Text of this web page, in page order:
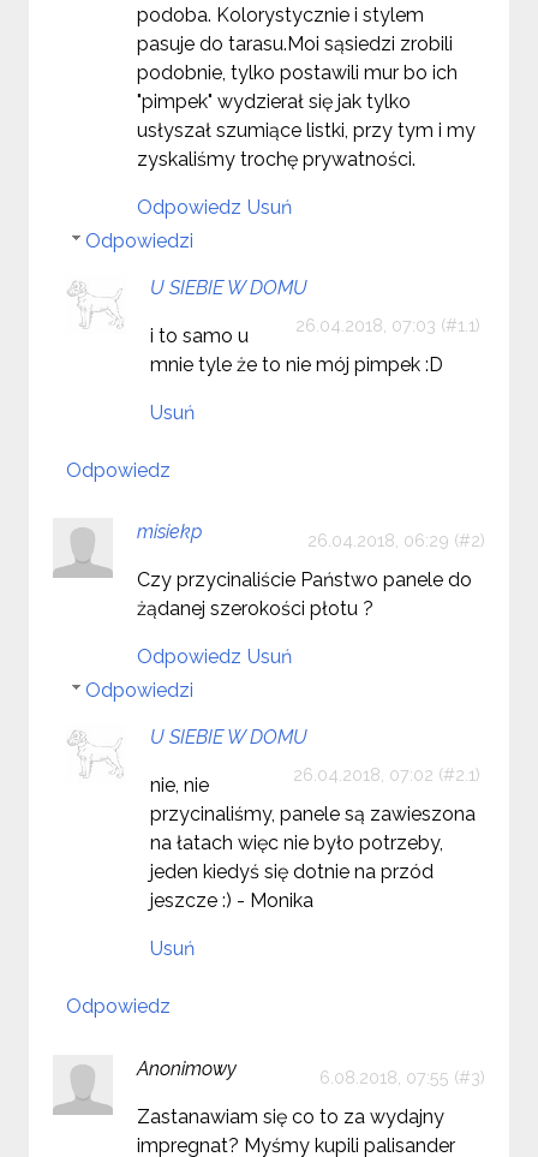
podoba. Kolorystycznie i stylem
pasuje do tarasu.Moi sąsiedzi zrobili
podobnie, tylko postawili mur bo ich
"pimpek" wydzierał się jak tylko
usłyszał szumiące listki, przy tym i my
zyskaliśmy trochę prywatności.
Odpowiedz Usuń
Odpowiedzi
U SIEBIE W DOMU
26.04.2018, 07:03
i to samo u
mnie tyle że to nie mój pimpek :D
Usuń
Odpowiedz
misiekp 26.04.2018, 06:29
Czy przycinaliście Państwo panele do
żądanej szerokości płotu ?
Odpowiedz Usuń
Odpowiedzi
U SIEBIE W DOMU
26.04.2018, 07:02
nie, nie
przycinaliśmy, panele są zawieszona
na łatach więc nie było potrzeby,
jeden kiedyś się dotnie na przód
jeszcze :) - Monika
Usuń
Odpowiedz
Anonimowy 6.08.2018, 07:55
Zastanawiam się co to za wydajny
impregnat? Myśmy kupili palisander